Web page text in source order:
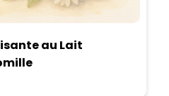
au Lait